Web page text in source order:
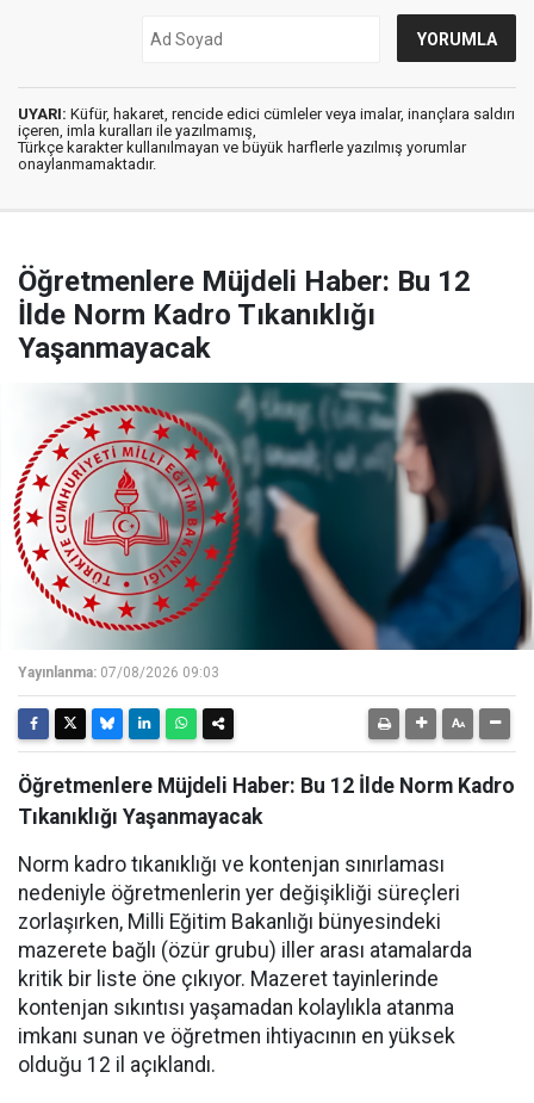
UYARI: Küfür, hakaret, rencide edici cümleler veya imalar, inançlara saldırı
içeren, imla kuralları ile yazılmamış,
Türkçe karakter kullanılmayan ve büyük harflerle yazılmış yorumlar
onaylanmamaktadır.
Öğretmenlere Müjdeli Haber: Bu 12
İlde Norm Kadro Tıkanıklığı
Yaşanmayacak
Yayınlanma: 07/08/2026 09:03
Öğretmenlere Müjdeli Haber: Bu 12 İlde Norm Kadro
Tıkanıklığı Yaşanmayacak
Norm kadro tıkanıklığı ve kontenjan sınırlaması
nedeniyle öğretmenlerin yer değişikliği süreçleri
zorlaşırken, Milli Eğitim Bakanlığı bünyesindeki
mazerete bağlı (özür grubu) iller arası atamalarda
kritik bir liste öne çıkıyor. Mazeret tayinlerinde
kontenjan sıkıntısı yaşamadan kolaylıkla atanma
imkanı sunan ve öğretmen ihtiyacının en yüksek
olduğu 12 il açıklandı.